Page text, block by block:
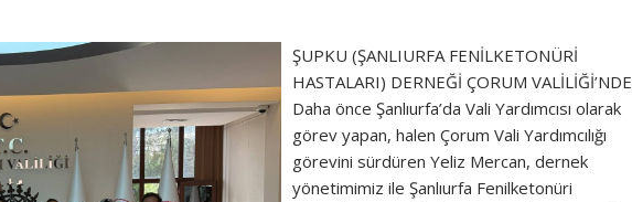
ŞUPKU (ŞANLIURFA FENİLKETONÜRİ
HASTALARI) DERNEĞİ ÇORUM VALİLİĞİ’NDE
Daha önce Şanlıurfa’da Vali Yardımcısı olarak
görev yapan, halen Çorum Vali Yardımcılığı
görevini sürdüren Yeliz Mercan, dernek
yönetimimiz ile Şanlıurfa Fenilketonüri